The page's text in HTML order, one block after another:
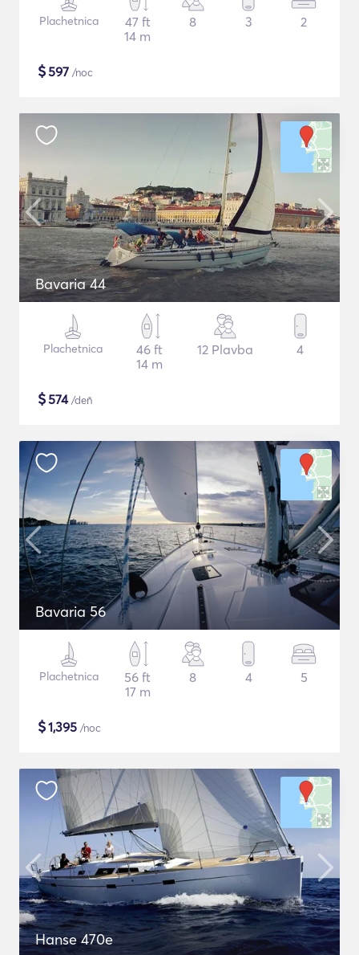
Plachetnica
47 ft
14 m
8 3 2
$597 /noc
Bavaria 44
Plachetnica
46 ft
14 m
12 Plavba 4
$574/deň
Bavaria 56
Plachetnica
56 ft
17 m
8 4 5
$1,395 /noc
Hanse 470e